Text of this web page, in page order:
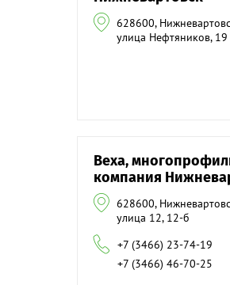
628600,
улица Нефтяников, 19
Веха,
компания
628600,
улица 12, 12-б
+7 (3466) 23-74-19
+7 (3466) 46-70-25